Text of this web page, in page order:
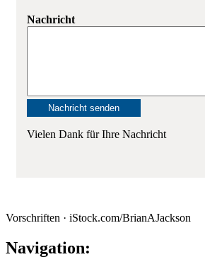
Nachricht
Vielen Dank für Ihre Nachricht
Vorschriften · iStock.com/BrianAJackson
Navigation: